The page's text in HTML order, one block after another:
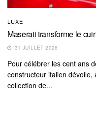
LUXE
Maserati transforme le
31 JUILLET 2026
Pour célébrer les cent ans
constructeur italien
collection de...